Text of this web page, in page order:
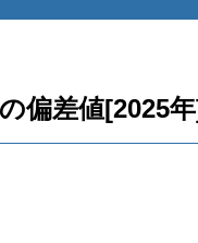
偏差値[2025